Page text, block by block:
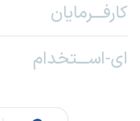
کارفـــرمایان
ای-اســـتخدام